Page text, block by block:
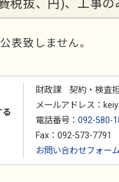
税抜、円)、工事の
表致しません。
る
財政課 契約・検査
メールアドレス：
電話番号： 092-580-
Fax：092-573-7791
お問い合わせフォー